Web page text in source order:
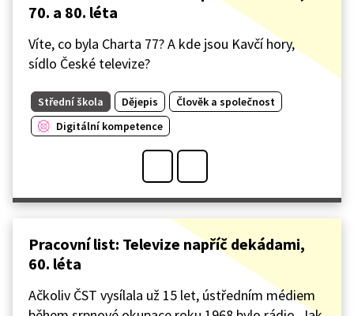
70. a 80. léta
Víte, co byla Charta 77? A kde jsou Kavčí hory,
sídlo České televize?
Střední škola Dějepis
Člověk a společnost
Digitální kompetence
Pracovní list: Televize napříč dekádami,
60. léta
Ačkoliv ČST vysílala už 15 let, ústředním médiem